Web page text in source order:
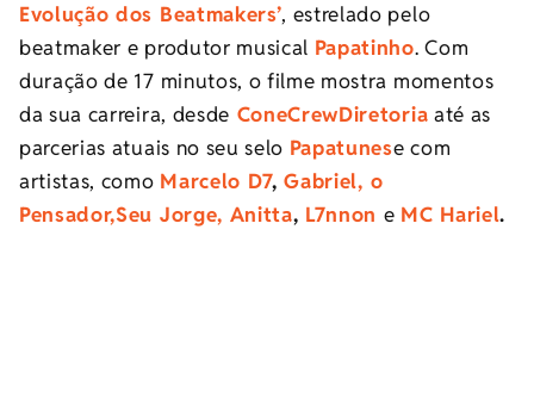
Evolução dos Beatmakers’, estrelado pelo
beatmaker e produtor musical Papatinho. Com
duração de 17 minutos, o filme mostra momentos
da sua carreira, desde ConeCrewDiretoria até as
parcerias atuais no seu selo Papatunese com
artistas, como Marcelo D7,Gabriel, o
Pensador,Seu Jorge, Anitta, L7nnon e MC Hariel.